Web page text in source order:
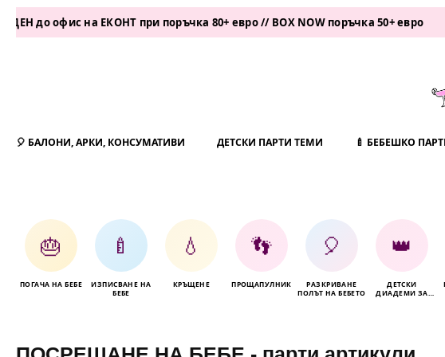
на ЕКОНТ при поръчка 80+ евро // BOX NOW поръчка 50+ евро •
🎈 БАЛОНИ, АРКИ, КОНСУМАТИВИ ДЕТСКИ ПАРТИ ТЕМИ 🍼 БЕБЕШКО
🎂
ПОГАЧА НА БЕБЕ
🍼
ИЗПИСВАНЕ НА
БЕБЕ
💧
КРЪЩЕНЕ
👣
ПРОЩАПУЛНИК
🎈
РАЗКРИВАНЕ
ПОЛЪТ НА БЕБЕТО
👑
ДЕТСКИ
ДИАДЕМИ ЗА